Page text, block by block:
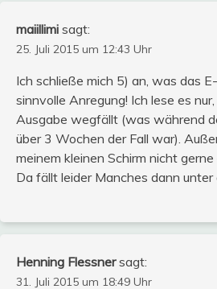
maiillimi sagt:
25. Juli 2015 um 12:43 Uhr
Ich schließe mich 5) an, was das
sinnvolle Anregung! Ich lese es
Ausgabe wegfällt (was während
über 3 Wochen der Fall war).
meinem kleinen Schirm nicht
Da fällt leider Manches dann unter
Henning Flessner sagt:
31. Juli 2015 um 18:49 Uhr